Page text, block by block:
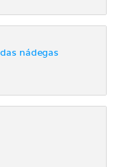
nádegas